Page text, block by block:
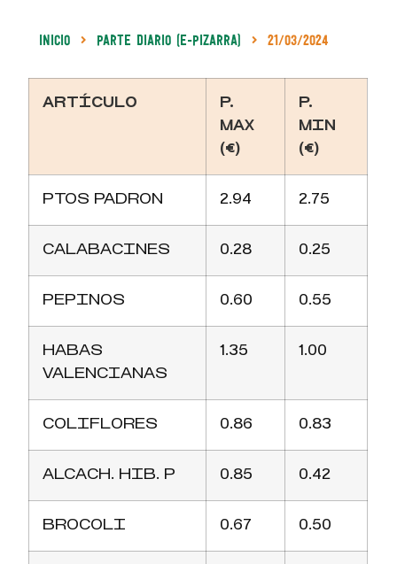
Inicio Parte Diario (e-Pizarra) 21/03/2024
ARTÍCULO
P.
MAX
(€)
P.
MIN
(€)
PTOS PADRON 2.94 2.75
CALABACINES 0.28 0.25
PEPINOS 0.60 0.55
HABAS
VALENCIANAS
1.35 1.00
COLIFLORES 0.86 0.83
ALCACH. HIB. P 0.85 0.42
BROCOLI 0.67 0.50